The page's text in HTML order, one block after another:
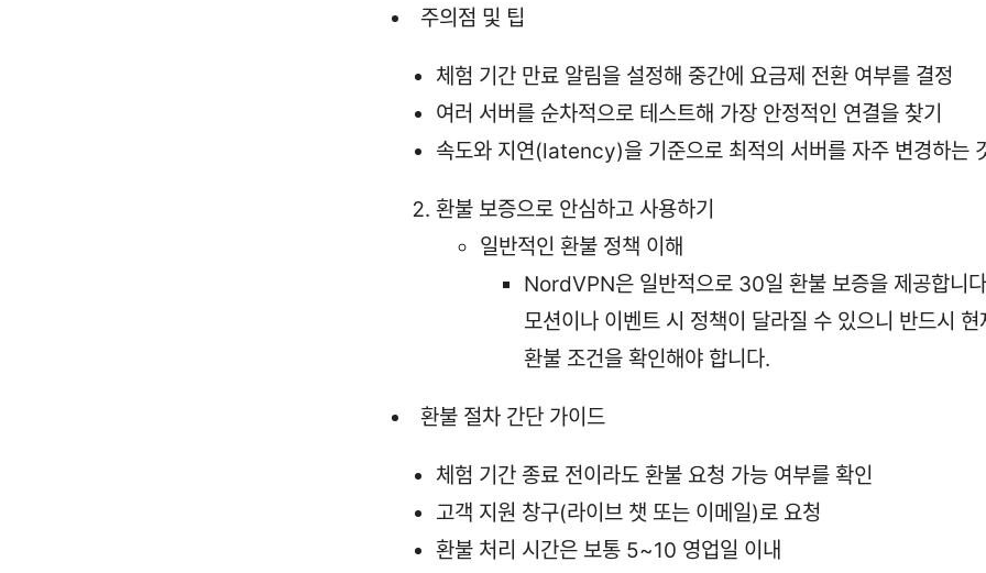
주의점 및 팁
체험 기간 만료 알림을 설정해 중간에 요금제 전환 여부를 결정
여러 서버를 순차적으로 테스트해 가장 안정적인 연결을 찾기
속도와 지연(latency)을 기준으로 최적의 서버를 자주 변경하는
환불 보증으로 안심하고 사용하기
일반적인 환불 정책 이해
NordVPN은 일반적으로 30일 환불 보증을 제공합니
모션이나 이벤트 시 정책이 달라질 수 있으니 반드시 현
환불 조건을 확인해야 합니다.
환불 절차 간단 가이드
체험 기간 종료 전이라도 환불 요청 가능 여부를 확인
고객 지원 창구(라이브 챗 또는 이메일)로 요청
환불 처리 시간은 보통 5~10 영업일 이내